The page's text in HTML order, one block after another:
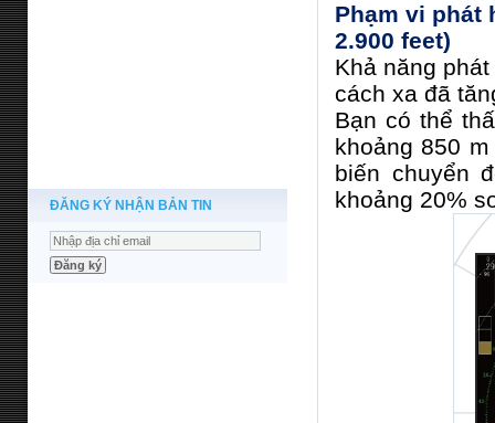
ĐĂNG KÝ NHẬN BẢN TIN
Phạm vi phát
2.900 feet)
Khả năng
cách xa đã
Bạn có thể
khoảng 850
biến chuyển
khoảng 20%